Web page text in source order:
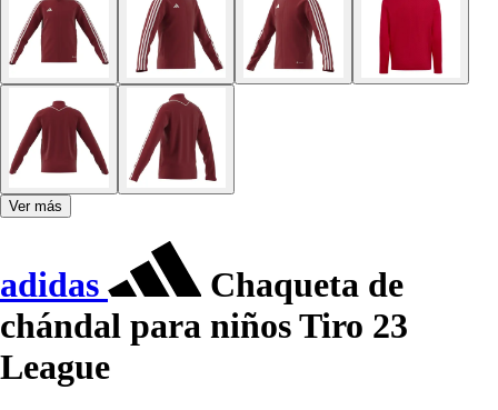
Ver más
adidas
Chaqueta de
chándal para niños Tiro 23
League